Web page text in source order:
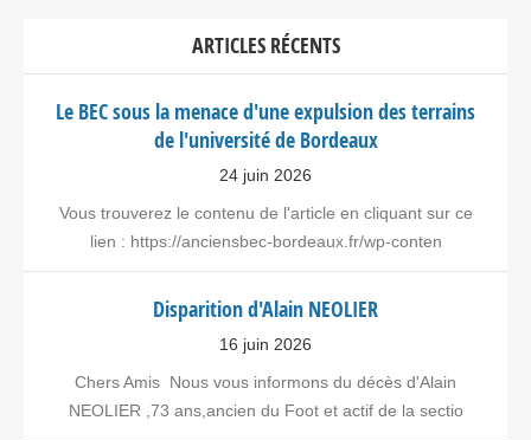
ARTICLES RÉCENTS
Le BEC sous la menace d'une expulsion des terrains
de l'université de Bordeaux
24 juin 2026
Vous trouverez le contenu de l'article en cliquant sur ce
lien : https://anciensbec-bordeaux.fr/wp-conten
Disparition d'Alain NEOLIER
16 juin 2026
Chers Amis Nous vous informons du décès d'Alain
NEOLIER ,73 ans,ancien du Foot et actif de la sectio